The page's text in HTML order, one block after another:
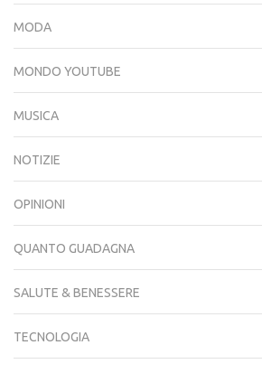
MODA
MONDO YOUTUBE
MUSICA
NOTIZIE
OPINIONI
QUANTO GUADAGNA
SALUTE & BENESSERE
TECNOLOGIA